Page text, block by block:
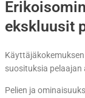
ekskluusit
suosituksia pelaajan
Pelien ja